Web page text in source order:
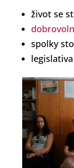
život se
spolky
legislativa